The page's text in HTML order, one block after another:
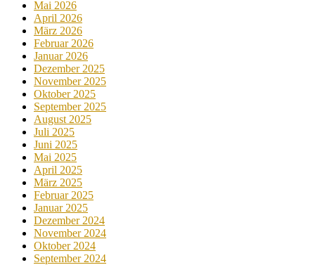
Mai 2026
April 2026
März 2026
Februar 2026
Januar 2026
Dezember 2025
November 2025
Oktober 2025
September 2025
August 2025
Juli 2025
Juni 2025
Mai 2025
April 2025
März 2025
Februar 2025
Januar 2025
Dezember 2024
November 2024
Oktober 2024
September 2024